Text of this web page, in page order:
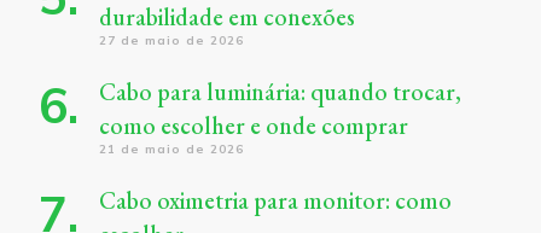
durabilidade em conexões
27 de maio de 2026
Cabo para luminária: quando trocar,
como escolher e onde comprar
21 de maio de 2026
Cabo oximetria para monitor: como